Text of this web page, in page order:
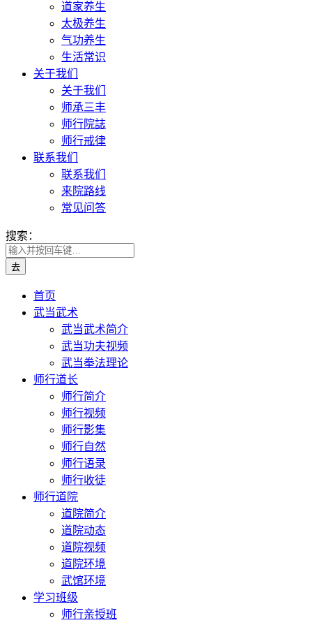
道家养生
太极养生
气功养生
生活常识
关于我们
关于我们
师承三丰
师行院誌
师行戒律
联系我们
联系我们
来院路线
常见问答
搜索：
首页
武当武术
武当武术简介
武当功夫视频
武当拳法理论
师行道长
师行简介
师行视频
师行影集
师行自然
师行语录
师行收徒
师行道院
道院简介
道院动态
道院视频
道院环境
武馆环境
学习班级
师行亲授班